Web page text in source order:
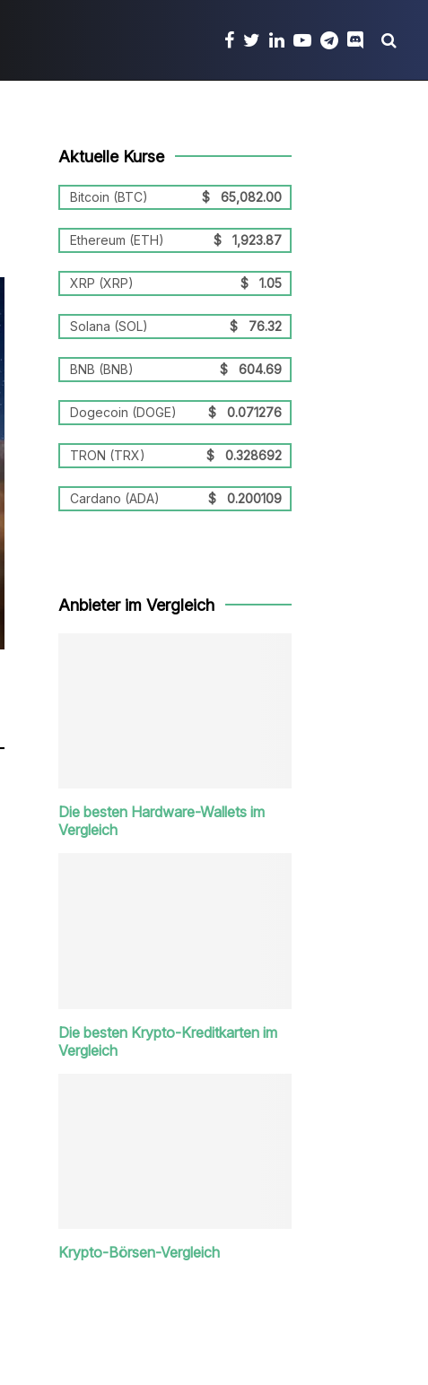
Aktuelle Kurse
Bitcoin (BTC) $ 65,082.00
Ethereum (ETH) $ 1,923.87
XRP (XRP) $ 1.05
Solana (SOL) $ 76.32
BNB (BNB) $ 604.69
Dogecoin (DOGE) $ 0.071276
TRON (TRX) $ 0.328692
Cardano (ADA) $ 0.200109
Anbieter im Vergleich
Die besten Hardware-Wallets im
Vergleich
Die besten Krypto-Kreditkarten im
Vergleich
Krypto-Börsen-Vergleich